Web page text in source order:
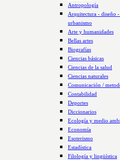
Antropología
Arquitectura - diseño -
urbanismo
Arte y humanidades
Bellas artes
Biografías
Ciencias básicas
Ciencias de la salud
Ciencias naturales
Comunicación /
Contabilidad
Deportes
Diccionarios
Ecología y medio
Economía
Esoterismo
Estadística
Filología y lingüística